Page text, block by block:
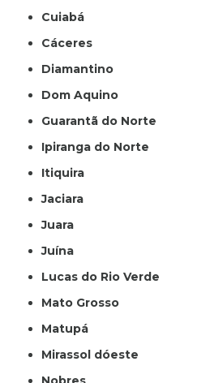
Cuiabá
Cáceres
Diamantino
Dom Aquino
Guarantã do Norte
Ipiranga do Norte
Itiquira
Jaciara
Juara
Juína
Lucas do Rio Verde
Mato Grosso
Matupá
Mirassol dóeste